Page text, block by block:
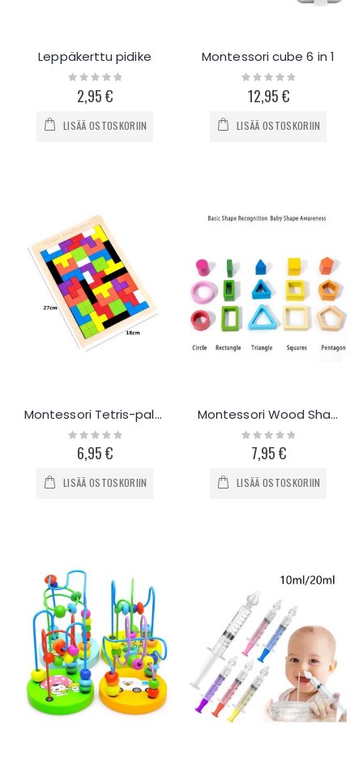
Leppäkerttu pidike
Rating:
0%2,95 €
LISÄÄ OSTOSKORIIN
Montessori cube 6 in 1
Rating:
0%
12,95 €
LISÄÄ OSTOSKORIIN
Montessori Tetris-palapeli
Rating:
0%6,95 €
LISÄÄ OSTOSKORIIN
Montessori Wood Shape columns
Rating:
0%7,95 €
LISÄÄ OSTOSKORIIN